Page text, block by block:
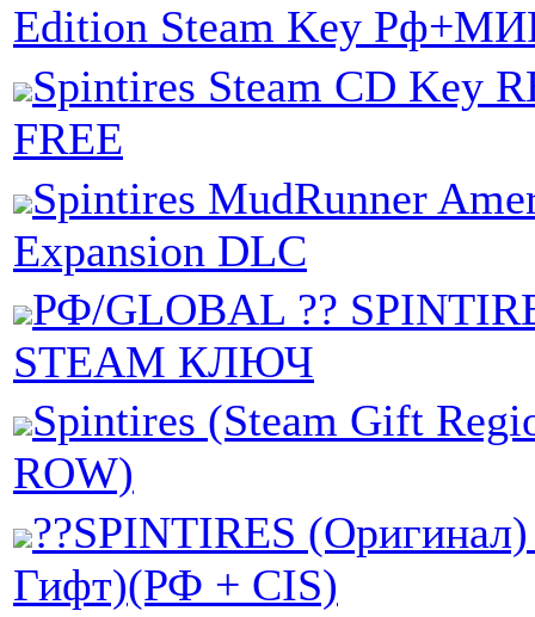
Edition Steam Key
Spintires Steam CD Key
FREE
Spintires MudRunner
Expansion DLC
РФ/GLOBAL ??
STEAM КЛЮЧ
Spintires (Steam Gift
ROW)
??SPINTIRES
Гифт)(РФ + CIS)